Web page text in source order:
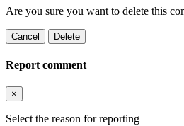
Are you sure you want to delete this
Cancel Delete
Report comment
×
Select the reason for reporting